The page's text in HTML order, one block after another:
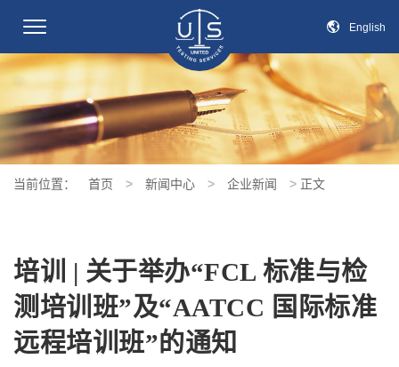
English
切
换
导
航
当前位置： 首页 > 新闻中心 > 企业新闻 > 正文
培训 | 关于举办“FCL 标准与检
测培训班”及“AATCC 国际标准
远程培训班”的通知